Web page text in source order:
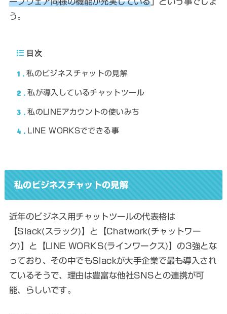
う。
目次
1 私のビジネスチャットの見解
2 私が導入しているチャットツール
3 私のLINEアカウントの使いみち
4 LINE WORKSでできる事
私のビジネスチャットの見解
近年のビジネス用チャットツールの代表格は
【Slack(スラック)】と【Chatwork(チャットワー
ク)】と【LINE WORKS(ラインワークス)】の3強とな
っており、その中でもSlackが大手企業で最も導入され
ているそうで、理由は豊富な他社SNSとの連携が可
能、らしいです。